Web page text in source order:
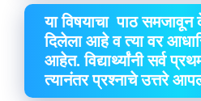
या विषयाचा पाठ समजावून
दिलेला आहे व त्या वर
आहेत. विद्यार्थ्यांनी सर्व
त्यानंतर प्रश्नाचे उत्तरे